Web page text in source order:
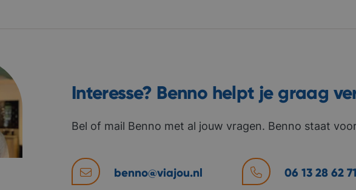
Interesse? Benno helpt je graag
Bel of mail Benno met al jouw vragen. Benno staat
benno@viajou.nl 06 13 28 62